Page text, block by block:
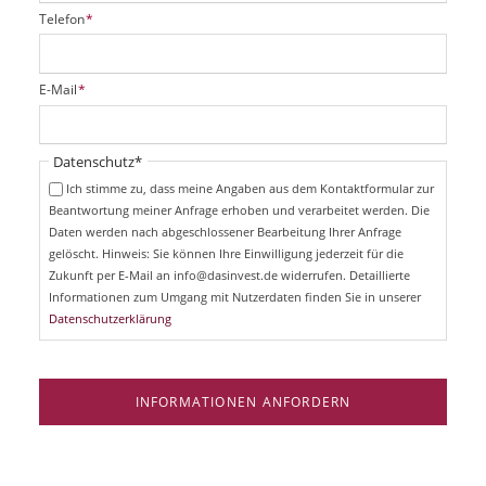
P
f
i
c
t
f
Telefon*
P
f
i
E-Mail*
Pflichtfeld
Datenschutz*
Ich stimme zu, dass meine Angaben aus dem Kontaktformular zur
Beantwortung meiner Anfrage erhoben und verarbeitet werden. Die
Daten werden nach abgeschlossener Bearbeitung Ihrer Anfrage
gelöscht. Hinweis: Sie können Ihre Einwilligung jederzeit für die
Zukunft per E-Mail an info@dasinvest.de widerrufen. Detaillierte
Informationen zum Umgang mit Nutzerdaten finden Sie in unserer
Datenschutzerklärung
INFORMATIONEN ANFORDERN